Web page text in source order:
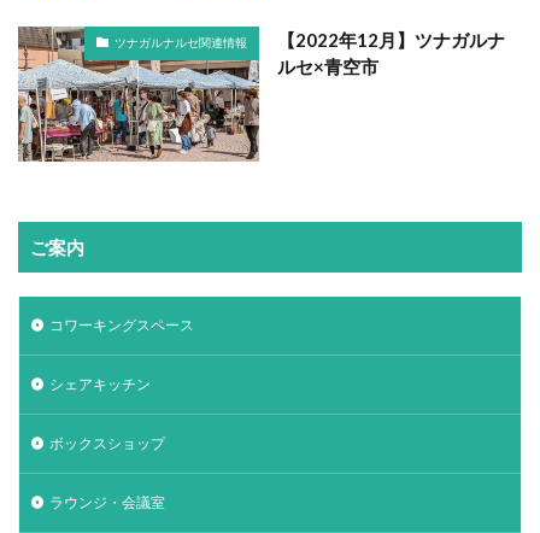
ツナガルナルセ関連情報
【2022年12月】ツナガルナ
ルセ×青空市
ご案内
コワーキングスペース
シェアキッチン
ボックスショップ
ラウンジ・会議室